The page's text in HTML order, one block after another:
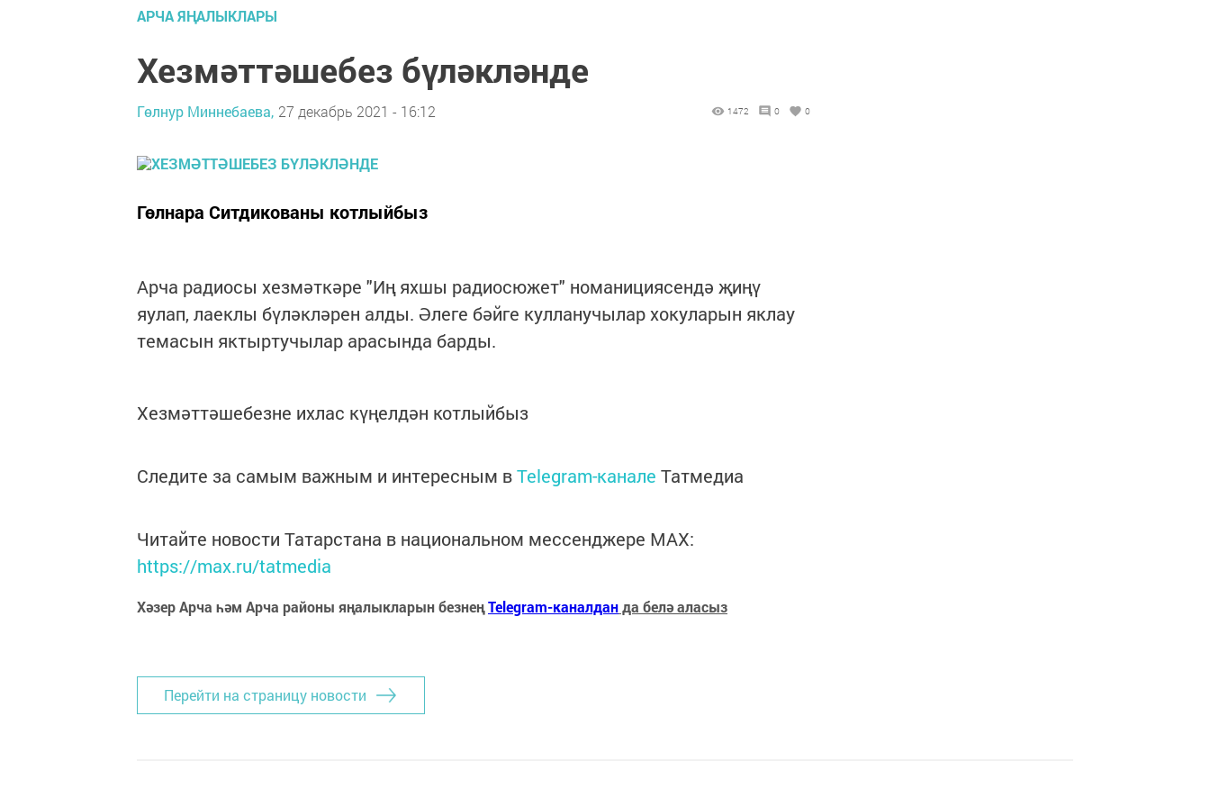
АРЧА ЯҢАЛЫКЛАРЫ
Хезмәттәшебез бүләкләнде
Гөлнур Миннебаева, 27 декабрь 2021 - 16:12 1472 0 0
Гөлнара Ситдикованы котлыйбыз
Арча радиосы хезмәткәре "Иң яхшы радиосюжет" номанициясендә җиңү
яулап, лаеклы бүләкләрен алды. Әлеге бәйге кулланучылар хокуларын яклау
темасын яктыртучылар арасында барды.
Хезмәттәшебезне ихлас күңелдән котлыйбыз
Следите за самым важным и интересным вTelegram-канале Татмедиа
Читайте новости Татарстана в национальном мессенджере MАХ:
https://max.ru/tatmedia
Хәзер Арча һәм Арча районы яңалыкларын безнеңTelegram-каналданда белә аласыз
Перейти на страницу новости